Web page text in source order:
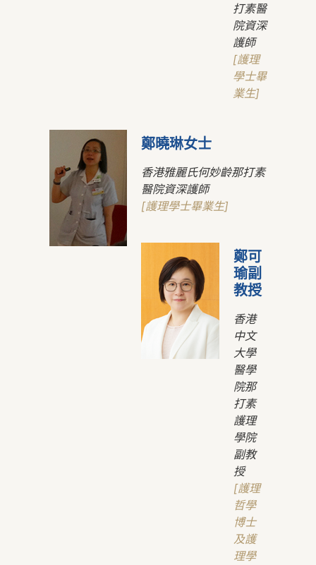
打素醫
院資深
護師
[護理
學士畢
業生]
鄭曉琳女士
香港雅麗氏何妙齡那打素
醫院資深護師
[護理學士畢業生]
鄭可
瑜副
教授
香港
中文
大學
醫學
院那
打素
護理
學院
副教
授
[護理
哲學
博士
及護
理學